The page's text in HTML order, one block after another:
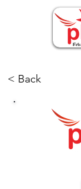
< Back